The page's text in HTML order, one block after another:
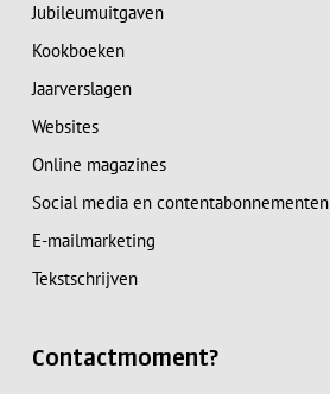
Jubileumuitgaven
Kookboeken
Jaarverslagen
Websites
Online magazines
Social media en contentabonnementen
E-mailmarketing
Tekstschrijven
Contactmoment?